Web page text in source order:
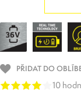
PŘIDAT DO
10